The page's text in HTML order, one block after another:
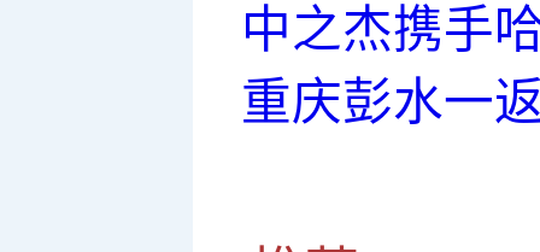
中之杰携手
重庆彭水一